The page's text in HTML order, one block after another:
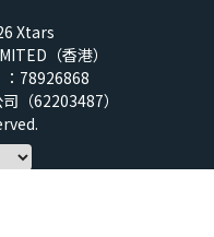
Xtars
（香港）
78926868
（62203487）